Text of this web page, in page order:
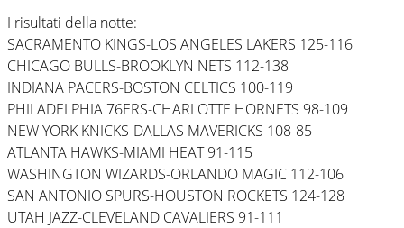
I risultati della notte:
SACRAMENTO KINGS-LOS ANGELES LAKERS 125-116
CHICAGO BULLS-BROOKLYN NETS 112-138
INDIANA PACERS-BOSTON CELTICS 100-119
PHILADELPHIA 76ERS-CHARLOTTE HORNETS 98-109
NEW YORK KNICKS-DALLAS MAVERICKS 108-85
ATLANTA HAWKS-MIAMI HEAT 91-115
WASHINGTON WIZARDS-ORLANDO MAGIC 112-106
SAN ANTONIO SPURS-HOUSTON ROCKETS 124-128
UTAH JAZZ-CLEVELAND CAVALIERS 91-111